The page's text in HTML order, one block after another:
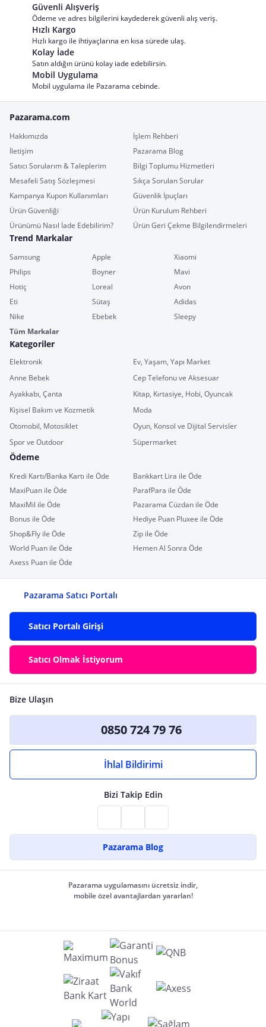
Güvenli Alışveriş
Ödeme ve adres bilgilerini kaydederek güvenli alış veriş.
Hızlı Kargo
Hızlı kargo ile ihtiyaçlarına en kısa sürede ulaş.
Kolay İade
Satın aldığın ürünü kolay iade edebilirsin.
Mobil Uygulama
Mobil uygulama ile Pazarama cebinde.
Pazarama.com
Hakkımızda
İşlem Rehberi
İletişim
Pazarama Blog
Satıcı Sorularım & Taleplerim
Bilgi Toplumu Hizmetleri
Mesafeli Satış Sözleşmesi
Sıkça Sorulan Sorular
Kampanya Kupon Kullanımları
Güvenlik İpuçları
Ürün Güvenliği
Ürün Kurulum Rehberi
Ürünümü Nasıl İade Edebilirim?
Ürün Geri Çekme Bilgilendirmeleri
Trend Markalar
Samsung Apple
Xiaomi
Philips
Boyner
Mavi
Hotiç
Loreal
Avon
Eti
Sütaş
Adidas
Nike
Ebebek
Sleepy
Tüm Markalar
Kategoriler
Elektronik
Ev, Yaşam, Yapı Market
Anne Bebek
Cep Telefonu ve Aksesuar
Ayakkabı, Çanta
Kitap, Kırtasiye, Hobi, Oyuncak
Kişisel Bakım ve Kozmetik
Moda
Otomobil, Motosiklet
Oyun, Konsol ve Dijital Servisler
Spor ve Outdoor
Süpermarket
Ödeme
Kredi Kartı/Banka Kartı ile Öde
Bankkart Lira ile Öde
MaxiPuan ile Öde
ParafPara ile Öde
MaxiMil ile Öde
Pazarama Cüzdan ile Öde
Bonus ile Öde
Hediye Puan Pluxee ile Öde
Shop&Fly ile Öde
Zip ile Öde
World Puan ile Öde
Hemen Al Sonra Öde
Axess Puan ile Öde
Pazarama Satıcı Portalı
Satıcı Portalı Girişi
Satıcı Olmak İstiyorum
Bize Ulaşın
0850 724 79 76
İhlal Bildirimi
Bizi Takip Edin
Pazarama Blog
Pazarama uygulamasını ücretsiz indir,
mobile özel avantajlardan yararlan!